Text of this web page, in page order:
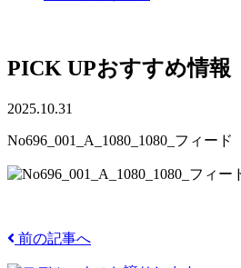
PICK UPおすすめ情報
2025.10.31
No696_001_A_1080_1080_フィード
前の記事へ